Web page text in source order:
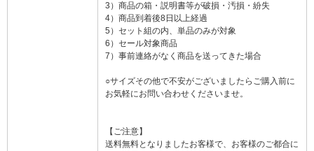
3）商品の箱・説明書等が破損・汚損・紛失
4）商品到着後8日以上経過
5）セット組の内、単品のみが対象
6）セール対象商品
7）事前連絡がなく商品を送ってきた場合
○サイズその他で不安がございましたらご購入前に
お気軽にお問い合わせくださいませ。
【ご注意】
送料無料となりましたお客様で、お客様のご都合に